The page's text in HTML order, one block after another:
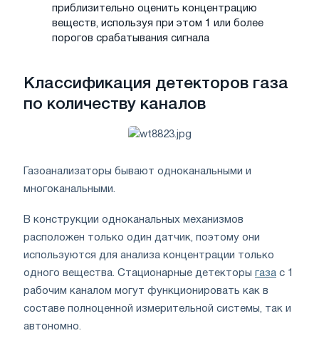
приблизительно оценить концентрацию
веществ, используя при этом 1 или более
порогов срабатывания сигнала
Классификация детекторов газа
по количеству каналов
Газоанализаторы бывают одноканальными и
многоканальными.
В конструкции одноканальных механизмов
расположен только один датчик, поэтому они
используются для анализа концентрации только
одного вещества. Стационарные детекторы газа с 1
рабочим каналом могут функционировать как в
составе полноценной измерительной системы, так и
автономно.